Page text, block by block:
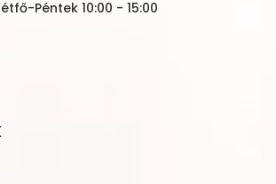
Péntek 10:00 - 15:00